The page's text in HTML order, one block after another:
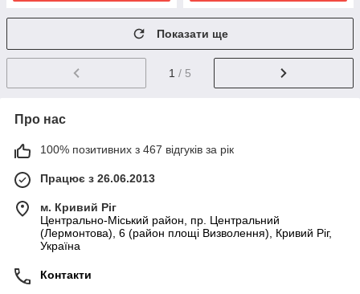
Показати ще
1 / 5
Про нас
100% позитивних з 467 відгуків за рік
Працює з 26.06.2013
м. Кривий Ріг
Центрально-Міський район, пр. Центральний
(Лермонтова), 6 (район площі Визволення), Кривий Ріг,
Україна
Контакти